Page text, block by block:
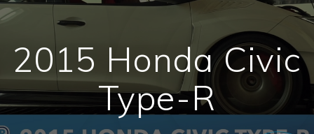
2015 Honda Civic
Type-R